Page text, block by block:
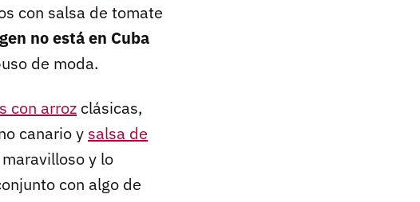
con salsa de tomate
no está en Cuba
de moda.
con arroz clásicas,
canario y salsa de
y lo
con algo de